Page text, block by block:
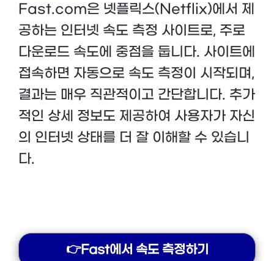
Fast.com은 넷플릭스(Netflix)에서 제
공하는 인터넷 속도 측정 사이트로, 주로
다운로드 속도에 중점을 둡니다. 사이트에
접속하면 자동으로 속도 측정이 시작되며,
결과는 매우 직관적이고 간단합니다. 추가
적인 상세 정보도 제공하여 사용자가 자신
의 인터넷 상태를 더 잘 이해할 수 있습니
다.
👉Fast에서 속도 측정하기